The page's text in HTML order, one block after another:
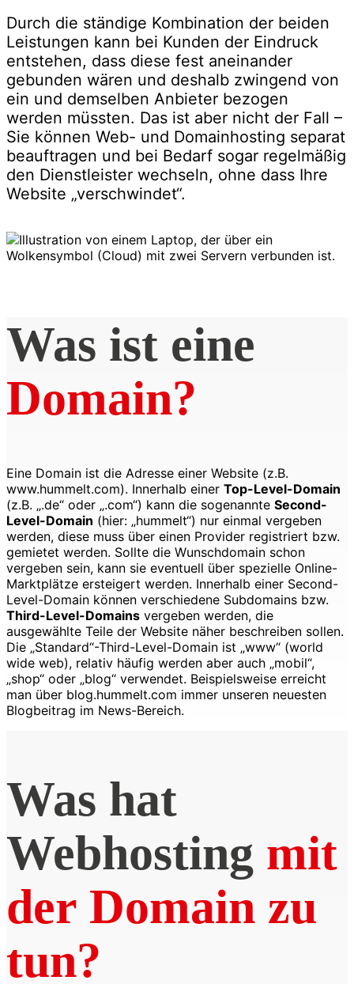
Durch die ständige Kombination der beiden
Leistungen kann bei Kunden der Eindruck
entstehen, dass diese fest aneinander
gebunden wären und deshalb zwingend von
ein und demselben Anbieter bezogen
werden müssten. Das ist aber nicht der Fall –
Sie können Web- und Domainhosting separat
beauftragen und bei Bedarf sogar regelmäßig
den Dienstleister wechseln, ohne dass Ihre
Website „verschwindet“.
Was ist eine
Domain?
Eine Domain ist die Adresse einer Website (z.B.
www.hummelt.com). Innerhalb einer Top-Level-Domain
(z.B. „.de“ oder „.com“) kann die sogenannte Second-
Level-Domain (hier: „hummelt“) nur einmal vergeben
werden, diese muss über einen Provider registriert bzw.
gemietet werden. Sollte die Wunschdomain schon
vergeben sein, kann sie eventuell über spezielle Online-
Marktplätze ersteigert werden. Innerhalb einer Second-
Level-Domain können verschiedene Subdomains bzw.
Third-Level-Domains vergeben werden, die
ausgewählte Teile der Website näher beschreiben sollen.
Die „Standard“-Third-Level-Domain ist „www“ (world
wide web), relativ häufig werden aber auch „mobil“,
„shop“ oder „blog“ verwendet. Beispielsweise erreicht
man über blog.hummelt.com immer unseren neuesten
Blogbeitrag im News-Bereich.
Was hat
Webhosting mit
der Domain zu
tun?